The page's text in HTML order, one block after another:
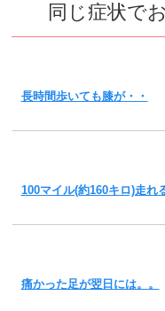
同じ症状で
長時間歩いても膝が・・
100マイル(約160キロ)走れ
痛かった足が翌日には。。